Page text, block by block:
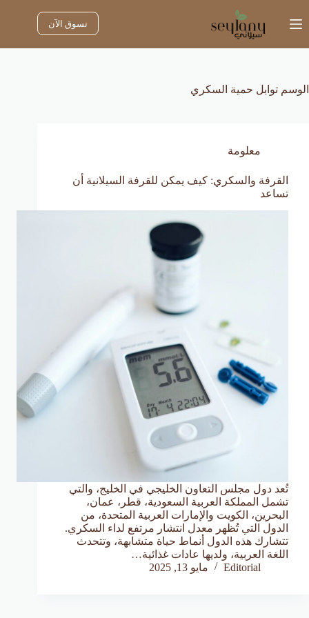
إلى
المحتوى
تسوق الآن
الوسم توابل حمية السكري
معلومة
القرفة والسكري: كيف يمكن للقرفة السيلانية أن
تساعد
تُعد دول مجلس التعاون الخليجي في الخليج، والتي
تشمل المملكة العربية السعودية، قطر، عمان،
البحرين، الكويت والإمارات العربية المتحدة، من
الدول التي تُظهر معدل انتشار مرتفع لداء السكري.
تتشارك هذه الدول أنماط حياة متشابهة، وتتحدث
اللغة العربية، ولديها عادات غذائية…
Editorial
مايو 13, 2025